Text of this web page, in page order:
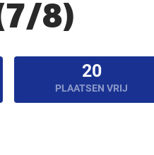
8)
20
PLAATSEN VRIJ